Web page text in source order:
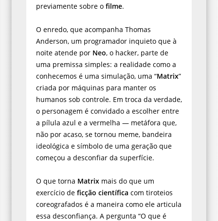
previamente sobre o filme.
O enredo, que acompanha Thomas
Anderson, um programador inquieto que à
noite atende por Neo, o hacker, parte de
uma premissa simples: a realidade como a
conhecemos é uma simulação, uma “Matrix”
criada por máquinas para manter os
humanos sob controle. Em troca da verdade,
o personagem é convidado a escolher entre
a pílula azul e a vermelha — metáfora que,
não por acaso, se tornou meme, bandeira
ideológica e símbolo de uma geração que
começou a desconfiar da superfície.
O que torna Matrix mais do que um
exercício de ficção científica com tiroteios
coreografados é a maneira como ele articula
essa desconfiança. A pergunta “O que é